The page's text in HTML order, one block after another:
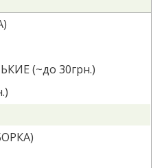
(~до 30грн.)